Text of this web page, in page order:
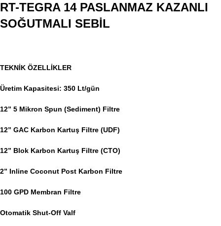
RT-TEGRA 14 PASLANMAZ KAZANLI
SOĞUTMALI SEBİL
TEKNİK ÖZELLİKLER
Üretim Kapasitesi: 350 Lt/gün
12” 5 Mikron Spun (Sediment) Filtre
12” GAC Karbon Kartuş Filtre (UDF)
12” Blok Karbon Kartuş Filtre (CTO)
2” Inline Coconut Post Karbon Filtre
100 GPD Membran Filtre
Otomatik Shut-Off Valf